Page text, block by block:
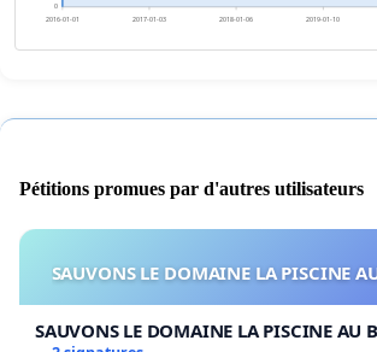
0
2016-01-01 2017-01-03 2018-01-06 2019-01-10
Pétitions promues par d'autres utilisateurs
SAUVONS LE DOMAINE LA PISCINE
SAUVONS LE DOMAINE LA PISCINE AU